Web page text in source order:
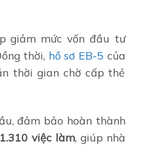
giảm mức vốn đầu tư
thời, hồ sơ EB-5 của
thời gian chờ cấp thẻ
đảm bảo hoàn thành
việc làm, giúp nhà